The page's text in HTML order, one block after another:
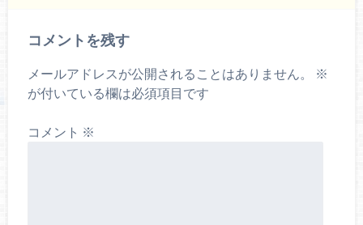
コメントを残す
メールアドレスが公開されることはありません。
※
が付いている欄は必須項目です
コメント ※